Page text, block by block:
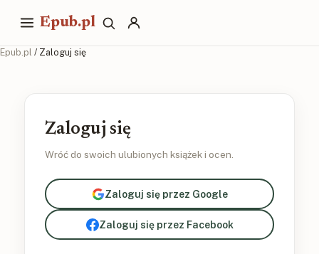
Epub.pl
Epub.pl / Zaloguj się
Zaloguj się
Wróć do swoich ulubionych książek i ocen.
Zaloguj się przez Google
Zaloguj się przez Facebook